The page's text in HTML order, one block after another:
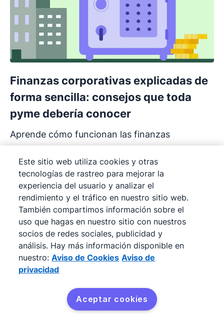
Finanzas corporativas explicadas de
forma sencilla: consejos que toda
pyme debería conocer
Aprende cómo funcionan las finanzas
negocio con éxito. Descubre cómo Pipedrive
puede simplificar la gestión.
Obtén Pipedrive gratis
Este sitio web utiliza cookies y otras
tecnologías de rastreo para mejorar la
experiencia del usuario y analizar el
rendimiento y el tráfico en nuestro sitio web.
También compartimos información sobre el
uso que hagas en nuestro sitio con nuestros
socios de redes sociales, publicidad y
análisis. Hay más información disponible en
nuestro: Aviso de Cookies Aviso de
privacidad
Aceptar cookies